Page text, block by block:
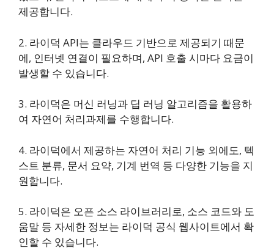
제공합니다.
2. 라이덕 API는 클라우드 기반으로 제공되기 때문
에, 인터넷 연결이 필요하며, API 호출 시마다 요금이
발생할 수 있습니다.
3. 라이덕은 머신 러닝과 딥 러닝 알고리즘을 활용하
여 자연어 처리과제를 수행합니다.
4. 라이덕에서 제공하는 자연어 처리 기능 외에도, 텍
스트 분류, 문서 요약, 기계 번역 등 다양한 기능을 지
원합니다.
5. 라이덕은 오픈 소스 라이브러리로, 소스 코드와 도
움말 등 자세한 정보는 라이덕 공식 웹사이트에서 확
인할 수 있습니다.